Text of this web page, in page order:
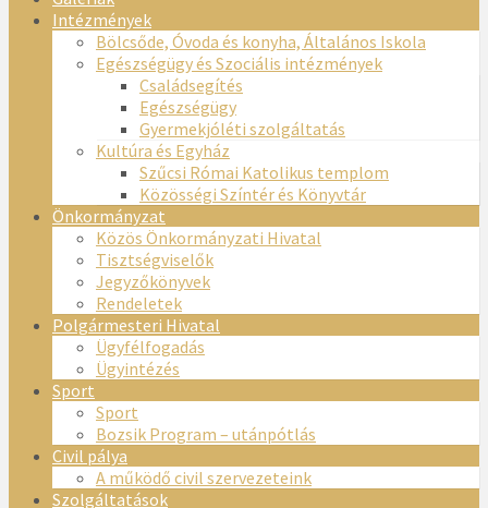
Intézmények
Bölcsőde, Óvoda és konyha, Általános Iskola
Egészségügy és Szociális intézmények
Családsegítés
Egészségügy
Gyermekjóléti szolgáltatás
Kultúra és Egyház
Szűcsi Római Katolikus templom
Közösségi Színtér és Könyvtár
Önkormányzat
Közös Önkormányzati Hivatal
Tisztségviselők
Jegyzőkönyvek
Rendeletek
Polgármesteri Hivatal
Ügyfélfogadás
Ügyintézés
Sport
Sport
Bozsik Program – utánpótlás
Civil pálya
A működő civil szervezeteink
Szolgáltatások